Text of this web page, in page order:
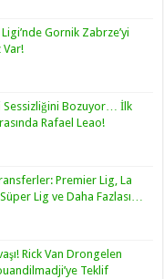
Gornik Zabrze’yi
Var!
Sessizliğini Bozuyor… İlk
Rafael Leao!
Premier Lig, La
Lig ve Daha Fazlası…
Rick Van Drongelen
Teklif